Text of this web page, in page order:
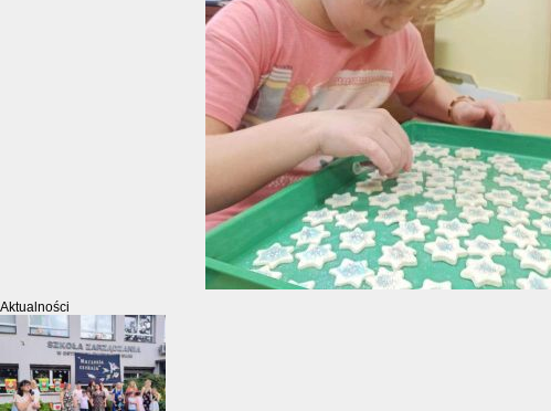
Aktualności